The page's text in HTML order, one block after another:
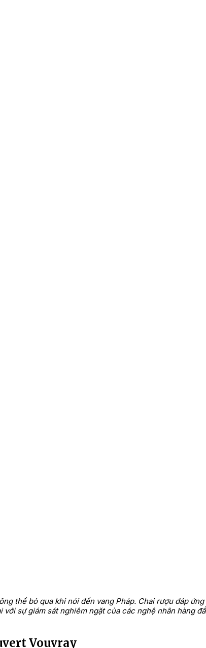
thể bỏ qua khi nói đến vang Pháp. Chai rượu đáp
sự giám sát nghiêm ngặt của các nghệ nhân hàng
Vouvray